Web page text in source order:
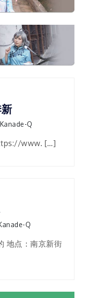
Q
~~要来
Q
Kanade-Q
www. […]
Q
地点：南京新街